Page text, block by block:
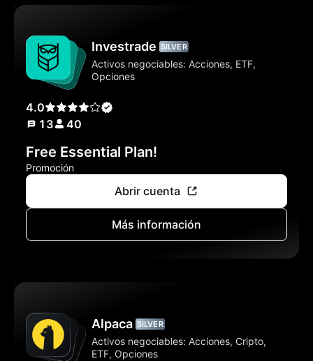
Investrade SILVER
Activos negociables: Acciones, ETF,
Opciones
4.0
13
40
Free Essential Plan!
Promoción
Abrir cuenta
Más información
Alpaca SILVER
Activos negociables: Acciones, Cripto,
ETF, Opciones